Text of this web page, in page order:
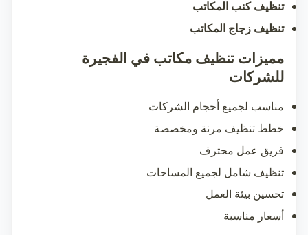
تنظيف كنب المكاتب
تنظيف زجاج المكاتب
مميزات تنظيف مكاتب في الفجيرة
للشركات
مناسب لجميع أحجام الشركات
خطط تنظيف مرنة ومخصصة
فريق عمل محترف
تنظيف شامل لجميع المساحات
تحسين بيئة العمل
أسعار مناسبة